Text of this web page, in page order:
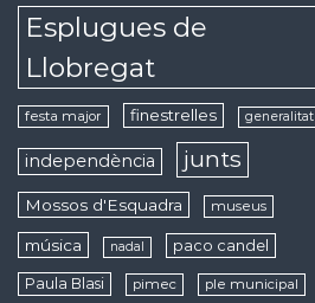
Esplugues de
Llobregat
festa major finestrelles generalitat
independència junts
Mossos d'Esquadra museus
música nadal paco candel
Paula Blasi pimec ple municipal